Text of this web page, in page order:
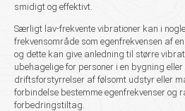
smidigt og effektivt.
Særligt lav-frekvente vibrationer kan i
frekvensområde som egenfrekvensen af
og dette kan give anledning til større
ubehagelige for personer i en bygning
driftsforstyrrelser af følsomt udstyr eller
forbindelse bestemme egenfrekvenser og
forbedringstiltag